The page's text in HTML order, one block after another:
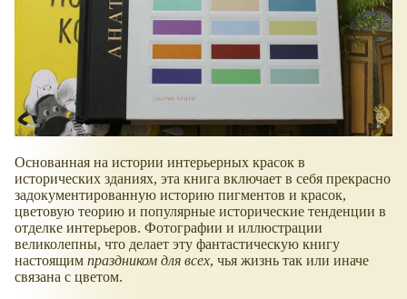
Основанная на истории интерьерных красок в
исторических зданиях, эта книга включает в себя прекрасно
задокументированную историю пигментов и красок,
цветовую теорию и популярные исторические тенденции в
отделке интерьеров. Фотографии и иллюстрации
великолепны, что делает эту фантастическую книгу
настоящим праздником для всех, чья жизнь так или иначе
связана с цветом.